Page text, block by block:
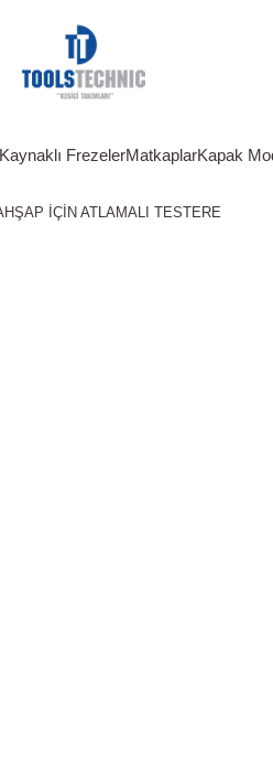
Kaynaklı FrezelerMatkaplarKapak
İÇİN ATLAMALI TESTERE